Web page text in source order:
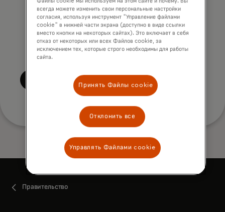
accordance with
Mastercard’sGlobal Privacy Notice
By submitting this form, I also
confirm that I have read and agree
to the Mastercard
Terms of Use
Правительство
всегда можете изменить свои персональные настройки
согласия, используя инструмент "Управление файлами
cookie" в нижней части экрана (доступно в виде ссылки
вместо кнопки на некоторых сайтах). Это включает в себя
отказ от некоторых или всех Файлов cookie, за
исключением тех, которые строго необходимы для работы
сайта.
Принять Файлы cookie
Отклонить все
Управлять Файлами cookie